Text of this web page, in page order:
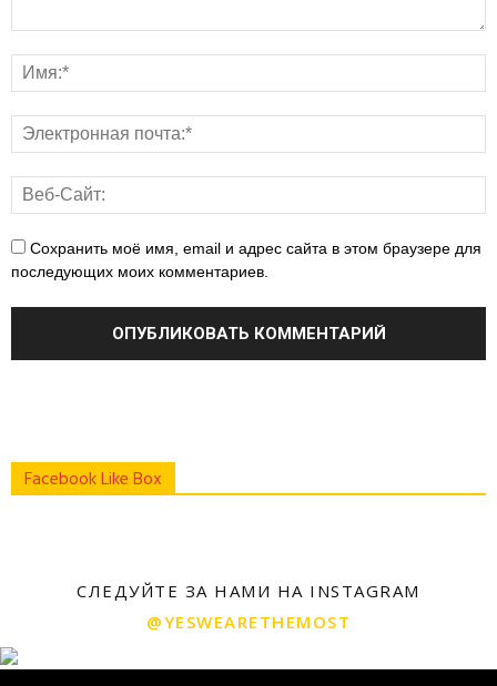
Сохранить моё имя, email и адрес сайта в этом браузере для
последующих моих комментариев.
Facebook Like Box
СЛЕДУЙТЕ ЗА НАМИ НА INSTAGRAM
@YESWEARETHEMOST